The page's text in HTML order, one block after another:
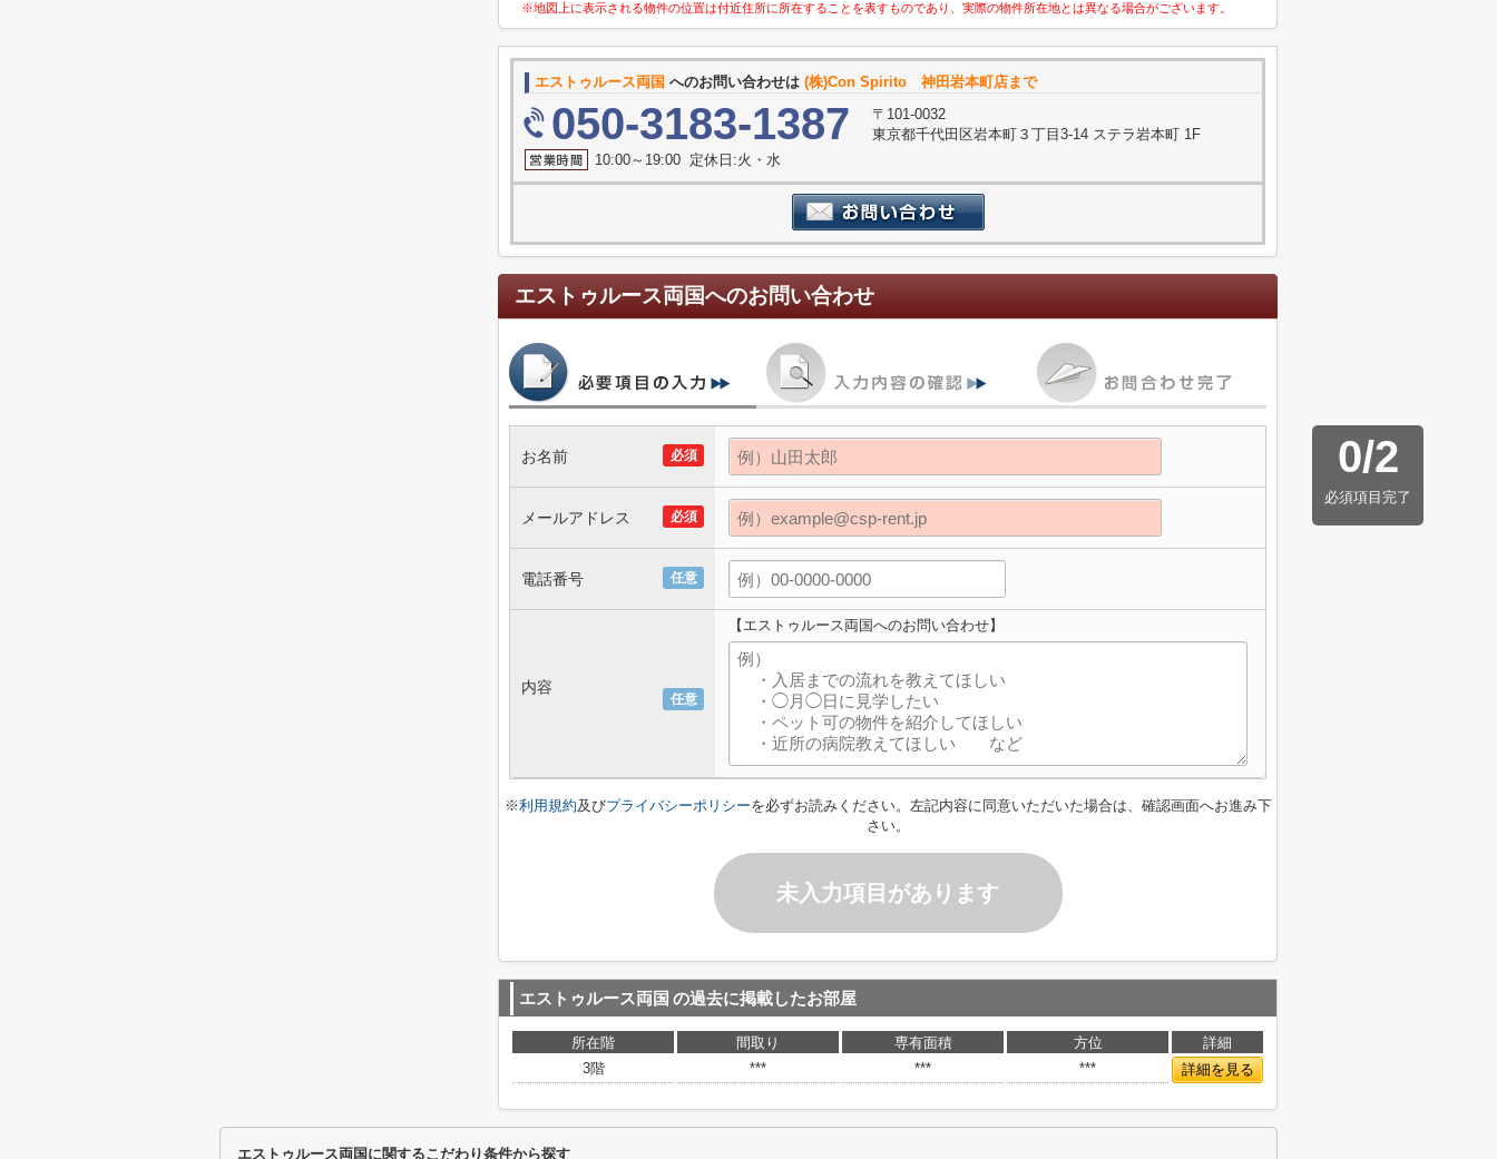
※地図上に表示される物件の位置は付近住所に所在することを表すものであり、実際の物件所在地とは異なる場合がございます。
エストゥルース両国 へのお問い合わせは (株)Con Spirito 神田岩本町店まで
050-3183-1387
〒101-0032
東京都千代田区岩本町３丁目3-14 ステラ岩本町 1F
10:00～19:00 定休日:火・水
エストゥルース両国へのお問い合わせ
0/2
必須項目完了
必須
お名前
必須
メールアドレス
任意
電話番号
任意
内容
【エストゥルース両国へのお問い合わせ】
※利用規約及びプライバシーポリシーを必ずお読みください。左記内容に同意いただいた場合は、確認画面へお進み下
さい。
未入力項目があります
エストゥルース両国 の過去に掲載したお部屋
所在階 間取り 専有面積 方位
詳細
3階
*** *** *** 詳細を見る
エストゥルース両国に関するこだわり条件から探す